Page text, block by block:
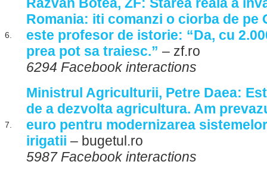
6.
Romania: iti comanzi o ciorba de pe
este profesor de istorie: “Da, cu
prea pot sa traiesc.” – zf.ro
6294 Facebook interactions
7.
Ministrul Agriculturii, Petre Daea:
de a dezvolta agricultura. Am
euro pentru modernizarea
irigatii – bugetul.ro
5987 Facebook interactions